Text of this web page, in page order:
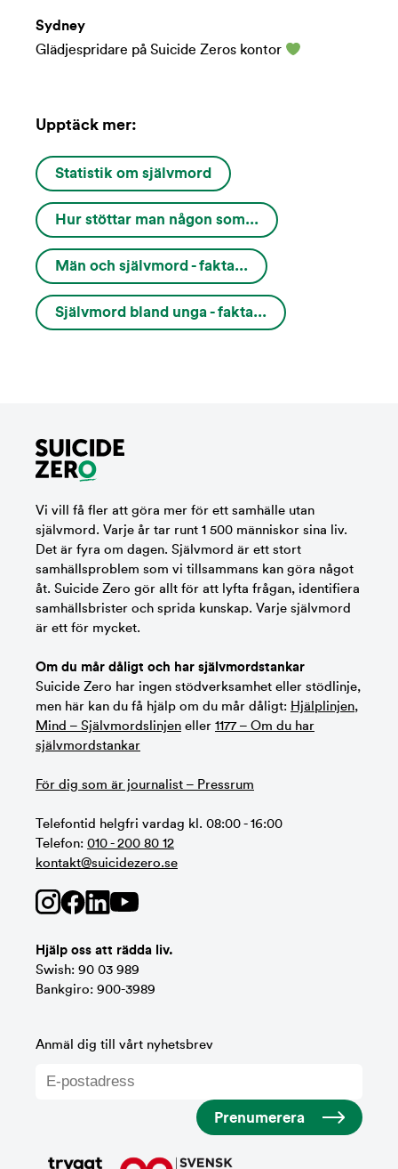
Sydney
Glädjespridare på Suicide Zeros kontor
Upptäck mer:
Statistik om självmord
Hur stöttar man någon som...
Män och självmord - fakta...
Självmord bland unga - fakta...
Vi vill få fler att göra mer för ett samhälle utan
självmord. Varje år tar runt 1 500 människor sina liv.
Det är fyra om dagen. Självmord är ett stort
samhällsproblem som vi tillsammans kan göra något
åt. Suicide Zero gör allt för att lyfta frågan, identifiera
samhällsbrister och sprida kunskap. Varje självmord
är ett för mycket.
Om du mår dåligt och har självmordstankar
Suicide Zero har ingen stödverksamhet eller stödlinje,
men här kan du få hjälp om du mår dåligt: Hjälplinjen,
Mind – Självmordslinjen eller 1177 – Om du har
självmordstankar
För dig som är journalist – Pressrum
Telefontid helgfri vardag kl. 08:00 - 16:00
Telefon: 010 - 200 80 12
kontakt@suicidezero.se
Hjälp oss att rädda liv.
Swish: 90 03 989
Bankgiro: 900-3989
Anmäl dig till vårt nyhetsbrev
Prenumerera